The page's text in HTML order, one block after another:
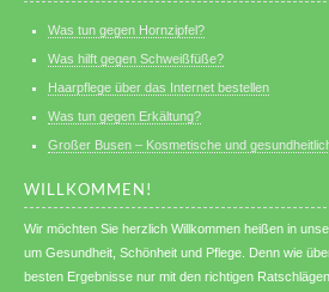
Was tun gegen Hornzipfel?
Was hilft gegen Schweißfüße?
Haarpflege über das Internet bestellen
Was tun gegen Erkältung?
Großer Busen – Kosmetische und
WILLKOMMEN!
Wir möchten Sie herzlich Willkommen heißen in
um Gesundheit, Schönheit und Pflege. Denn wie
besten Ergebnisse nur mit den richtigen